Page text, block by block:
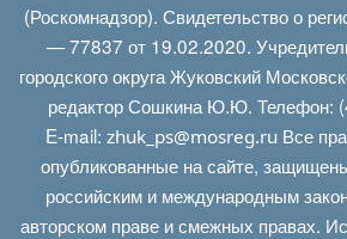
(Роскомнадзор). Свидетельство о
— 77837 от 19.02.2020.
городского округа Жуковский
редактор Сошкина Ю.Ю. Телефон:
E‑mail: zhuk_ps@mosreg.ruВсе
опубликованные на сайте,
российским и международным
авторском праве и смежных правах.